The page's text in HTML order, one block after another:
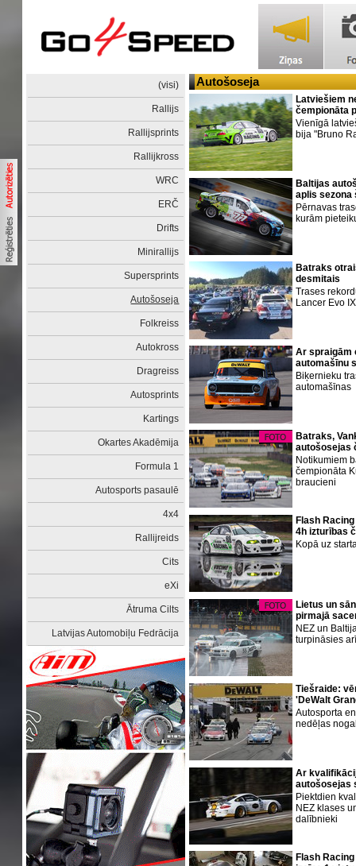
(visi)
Rallijs
Rallijsprints
Rallijkross
WRC
ERČ
Drifts
Minirallijs
Supersprints
Autošoseja
Folkreiss
Autokross
Dragreiss
Autosprints
Kartings
Okartes Akadēmija
Formula 1
Autosports pasaulē
4x4
Rallijreids
Cits
eXi
Ātruma Cilts
Latvijas Automobiļu Fedrācija
Autošoseja
Latviešiem
čempionāta
Vienīgā
bija "Bruno
Baltijas
aplis sezona
Pērnavas
kurām
Batraks
desmitais
Trases
Lancer Evo
Ar spraigām
automašīnu
Biķernieku
automašīnas
Batraks,
autošosejas
Notikumiem
čempionāta
braucieni
Flash
4h izturības
Kopā uz
Lietus un
pirmajā
NEZ un
turpināsies
Tiešraide:
'DeWalt
Autosporta
nedēļas
Ar
autošosejas
Piektdien
NEZ klases
dalībnieki
Flash